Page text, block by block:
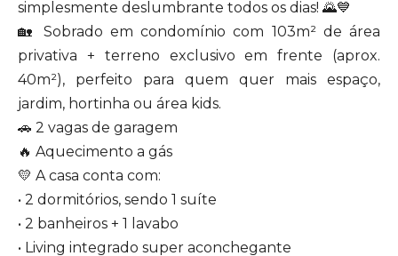
simplesmente deslumbrante todos os dias! 🌄💙
🏡 Sobrado em condomínio com 103m² de área
privativa + terreno exclusivo em frente (aprox.
40m²), perfeito para quem quer mais espaço,
jardim, hortinha ou área kids.
🚗 2 vagas de garagem
🔥 Aquecimento a gás
💛 A casa conta com:
• 2 dormitórios, sendo 1 suíte
• 2 banheiros + 1 lavabo
• Living integrado super aconchegante